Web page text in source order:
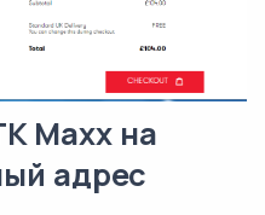
Maxx на
адрес